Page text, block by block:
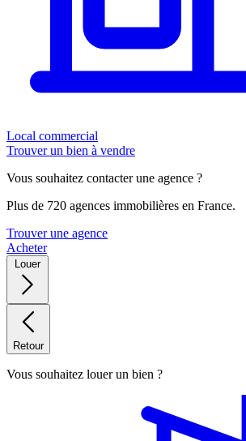
Local commercial
Trouver un bien à vendre
Vous souhaitez contacter une agence ?
Plus de 720 agences immobilières en France.
Trouver une agence
Acheter
Louer
Retour
Vous souhaitez louer un bien ?